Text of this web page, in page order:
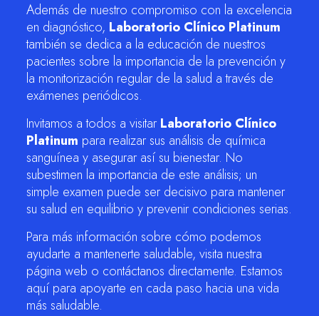
Además de nuestro compromiso con la excelencia
en diagnóstico, Laboratorio Clínico Platinum
también se dedica a la educación de nuestros
pacientes sobre la importancia de la prevención y
la monitorización regular de la salud a través de
exámenes periódicos.
Invitamos a todos a visitar Laboratorio Clínico
Platinum para realizar sus análisis de química
sanguínea y asegurar así su bienestar. No
subestimen la importancia de este análisis; un
simple examen puede ser decisivo para mantener
su salud en equilibrio y prevenir condiciones serias.
Para más información sobre cómo podemos
ayudarte a mantenerte saludable, visita nuestra
página web o contáctanos directamente. Estamos
aquí para apoyarte en cada paso hacia una vida
más saludable.